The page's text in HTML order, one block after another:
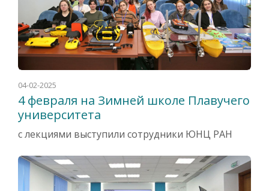
04-02-2025
4 февраля на Зимней школе Плавучего
университета
с лекциями выступили сотрудники ЮНЦ РАН